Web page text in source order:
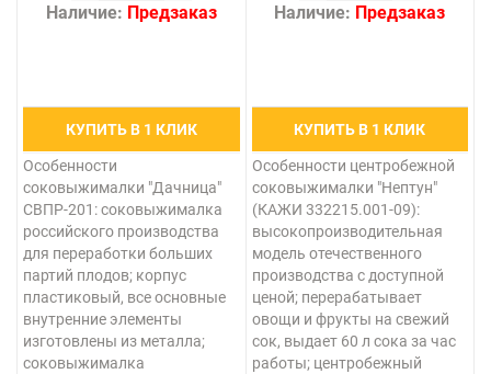
Наличие: Предзаказ
КУПИТЬ В 1 КЛИК
Особенности
соковыжималки "Дачница"
СВПР-201: соковыжималка
российского производства
для переработки больших
партий плодов; корпус
пластиковый, все основные
внутренние элементы
изготовлены из металла;
соковыжималка
Наличие: Предзаказ
КУПИТЬ В 1 КЛИК
Особенности центробежной
соковыжималки "Нептун"
(КАЖИ 332215.001-09):
высокопроизводительная
модель отечественного
производства с доступной
ценой; перерабатывает
овощи и фрукты на свежий
сок, выдает 60 л сока за час
работы; центробежный